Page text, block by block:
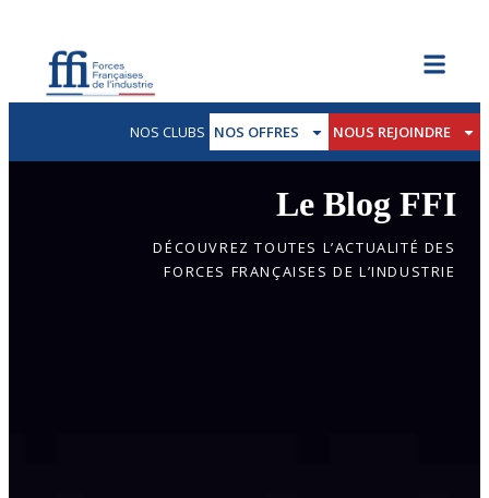
NOS CLUBS NOS OFFRES NOUS REJOINDRE
Le Blog FFI
DÉCOUVREZ TOUTES L’ACTUALITÉ DES
FORCES FRANÇAISES DE L’INDUSTRIE